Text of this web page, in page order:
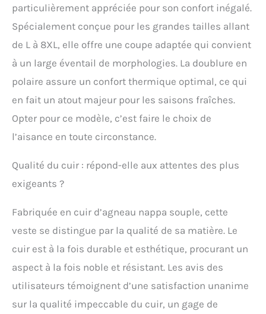
particulièrement appréciée pour son confort inégalé.
Spécialement conçue pour les grandes tailles allant
de L à 8XL, elle offre une coupe adaptée qui convient
à un large éventail de morphologies. La doublure en
polaire assure un confort thermique optimal, ce qui
en fait un atout majeur pour les saisons fraîches.
Opter pour ce modèle, c’est faire le choix de
l’aisance en toute circonstance.
Qualité du cuir : répond-elle aux attentes des plus
exigeants ?
Fabriquée en cuir d’agneau nappa souple, cette
veste se distingue par la qualité de sa matière. Le
cuir est à la fois durable et esthétique, procurant un
aspect à la fois noble et résistant. Les avis des
utilisateurs témoignent d’une satisfaction unanime
sur la qualité impeccable du cuir, un gage de